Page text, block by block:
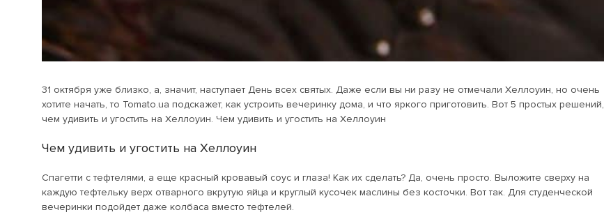
31 октября уже близко, а, значит, наступает День всех святых. Даже если вы ни разу не отмечали Хеллоуин, но очень
хотите начать, то Tomato.ua подскажет, как устроить вечеринку дома, и что яркого приготовить. Вот 5 простых решений,
чем удивить и угостить на Хеллоуин. Чем удивить и угостить на Хеллоуин
Чем удивить и угостить на Хеллоуин
Спагетти с тефтелями, а еще красный кровавый соус и глаза! Как их сделать? Да, очень просто. Выложите сверху на
каждую тефтельку верх отварного вкрутую яйца и круглый кусочек маслины без косточки. Вот так. Для студенческой
вечеринки подойдет даже колбаса вместо тефтелей.